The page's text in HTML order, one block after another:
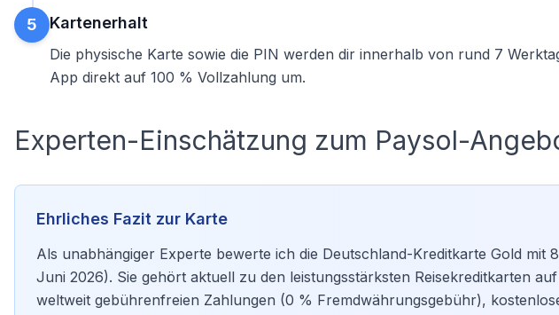
5 Kartenerhalt
Die physische Karte sowie die PIN werden dir innerhalb von rund 7
App direkt auf 100 % Vollzahlung um.
Experten-Einschätzung zum Paysol-
Ehrliches Fazit zur Karte
Als unabhängiger Experte bewerte ich die Deutschland-Kreditkarte Gold mit
Juni 2026). Sie gehört aktuell zu den leistungsstärksten Reisekreditkarten
weltweit gebührenfreien Zahlungen (0 % Fremdwährungsgebühr),